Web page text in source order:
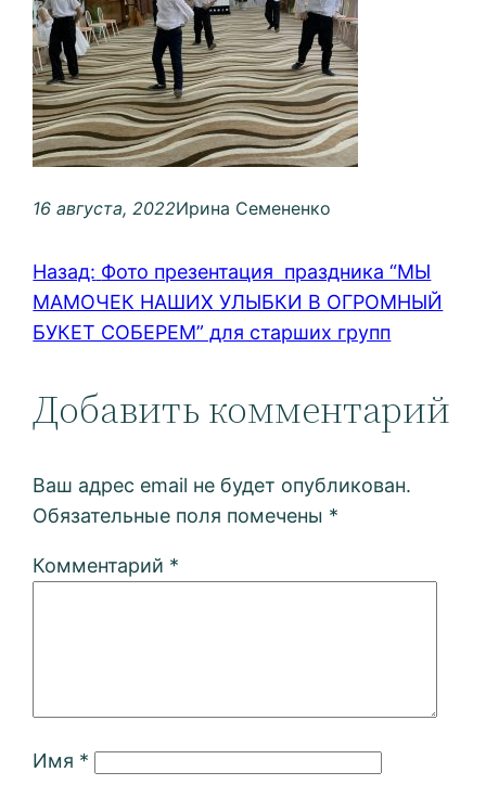
16 августа, 2022Ирина Семененко
Назад: Фото презентация праздника “МЫ
МАМОЧЕК НАШИХ УЛЫБКИ В ОГРОМНЫЙ
БУКЕТ СОБЕРЕМ” для старших групп
Добавить комментарий
Ваш адрес email не будет опубликован.
Обязательные поля помечены *
Комментарий *
Имя *